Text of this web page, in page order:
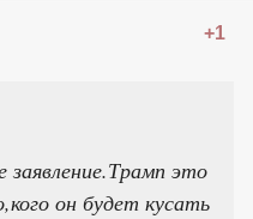
+1
заявление.Трамп это
он будет кусать